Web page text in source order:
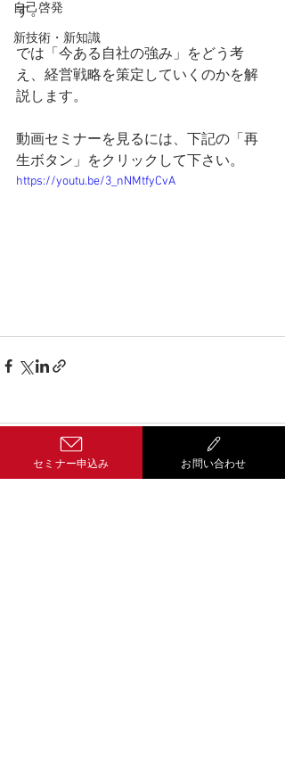
自己啓発
新技術・新知識
す。
では「今ある自社の強み」をどう考
え、経営戦略を策定していくのかを解
説します。
動画セミナーを見るには、下記の「再
生ボタン」をクリックして下さい。
https://youtu.be/3_nNMtfyCvA
コメント
セミナー申込み お問い合わせ